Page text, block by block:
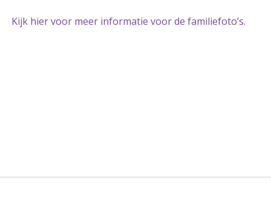
Kijk hier voor meer informatie voor de familiefoto’s.